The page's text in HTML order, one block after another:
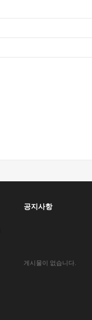
공지사항
게시물이 없습니다.